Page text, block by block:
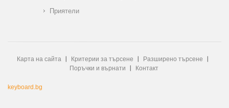
Приятели
Карта на сайта Критерии за търсене
Разширено търсене
Поръчки и върнати
Контакт
keyboard.bg